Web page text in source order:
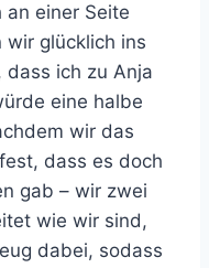
an einer Seite
glücklich ins
dass ich zu Anja
eine halbe
wir das
dass es doch
gab – wir zwei
wie wir sind,
dabei, sodass